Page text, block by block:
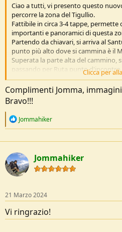
Ciao a tutti, vi presento questo
percorre la zona del Tigullio.
Fattibile in circa 3-4 tappe, permette
importanti e panoramici di questa
Partendo da chiavari, si arriva al
punto più alto dove si cammina è il
Superata la parte alta del cammino,
passando per Ruta punto d'incontro
una ripida mulattiera porta alla
Camogli, dove si trova la famosa
estate, il mio consiglio è di arrivarci
in bassa stagione.
Da qui in poi il percorso costeggia
passando dai paesi pittoreschi di
Le mie tappe:
1 Chiavari - rifugio/bivacco
no letti)
un piccolo pagamento per l'
parco)
Clicca per
Complimenti Jomma,
Bravo!!!
R
c
t
i
o
n
:
Jommahiker
Jommahiker
21 Marzo 2024
Vi ringrazio!